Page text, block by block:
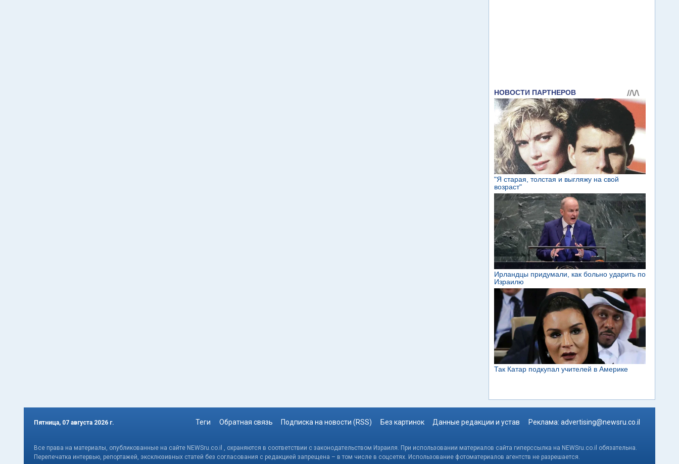
Пятница, 07 августа 2026 г. Теги Обратная связь Подписка на новости (RSS) Без картинок Данные редакции и устав Реклама: advertising@newsru.co.il
Все права на материалы, опубликованные на сайте NEWSru.co.il , охраняются в соответствии с законодательством Израиля. При использовании материалов сайта гиперссылка на NEWSru.co.il обязательна.
Перепечатка интервью, репортажей, эксклюзивных статей без согласования с редакцией запрещена – в том числе в соцсетях. Использование фотоматериалов агентств не разрешается.